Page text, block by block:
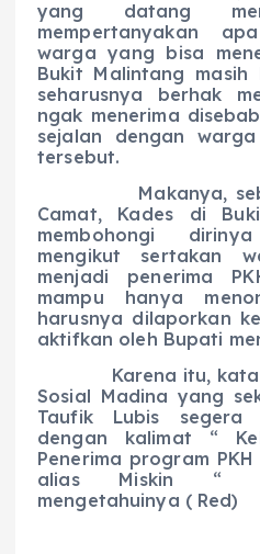
yang datang
mempertanyakan
warga yang bisa
Bukit Malintang
seharusnya berhak
ngak menerima
sejalan dengan
tersebut.
Makanya,
Camat, Kades di
membohongi
mengikut sertakan
menjadi penerima
mampu hanya
harusnya dilaporkan
aktifkan oleh Bupati
Karena itu,
Sosial Madina yang
Taufik Lubis segera
dengan kalimat “
Penerima program
alias Miskin “
mengetahuinya ( Red)